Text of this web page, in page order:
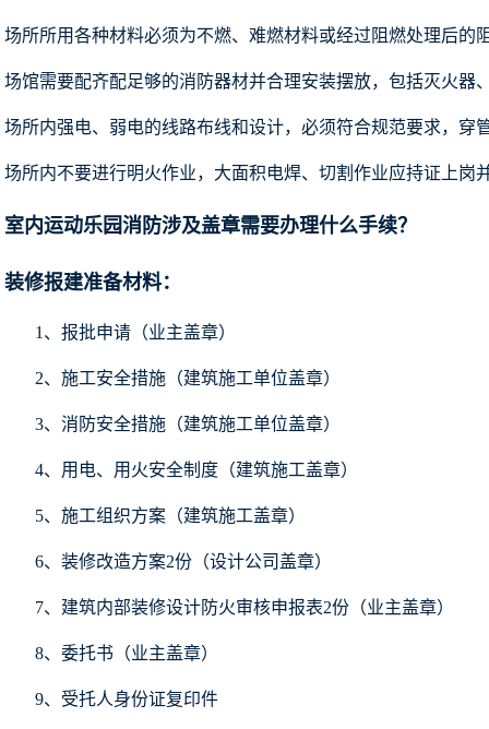
场所所用各种材料必须为不燃、难燃材料或经过阻燃处理后
场馆需要配齐配足够的消防器材并合理安装摆放，包括灭火
场所内强电、弱电的线路布线和设计，必须符合规范要求，
场所内不要进行明火作业，大面积电焊、切割作业应持证上
室内运动乐园消防涉及盖章需要办理什么手续？
装修报建准备材料：
1、报批申请（业主盖章）
2、施工安全措施（建筑施工单位盖章）
3、消防安全措施（建筑施工单位盖章）
4、用电、用火安全制度（建筑施工盖章）
5、施工组织方案（建筑施工盖章）
6、装修改造方案2份（设计公司盖章）
7、建筑内部装修设计防火审核申报表2份（业主盖章）
8、委托书（业主盖章）
9、受托人身份证复印件